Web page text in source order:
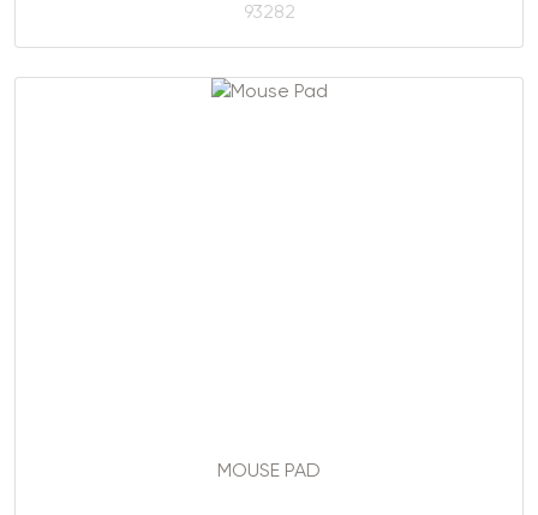
93282
MOUSE PAD